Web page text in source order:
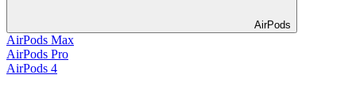
AirPods
AirPods Max
AirPods Pro
AirPods 4